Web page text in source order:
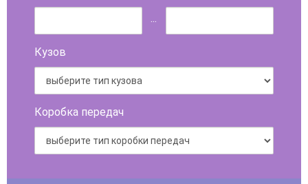
...
Кузов
Коробка передач